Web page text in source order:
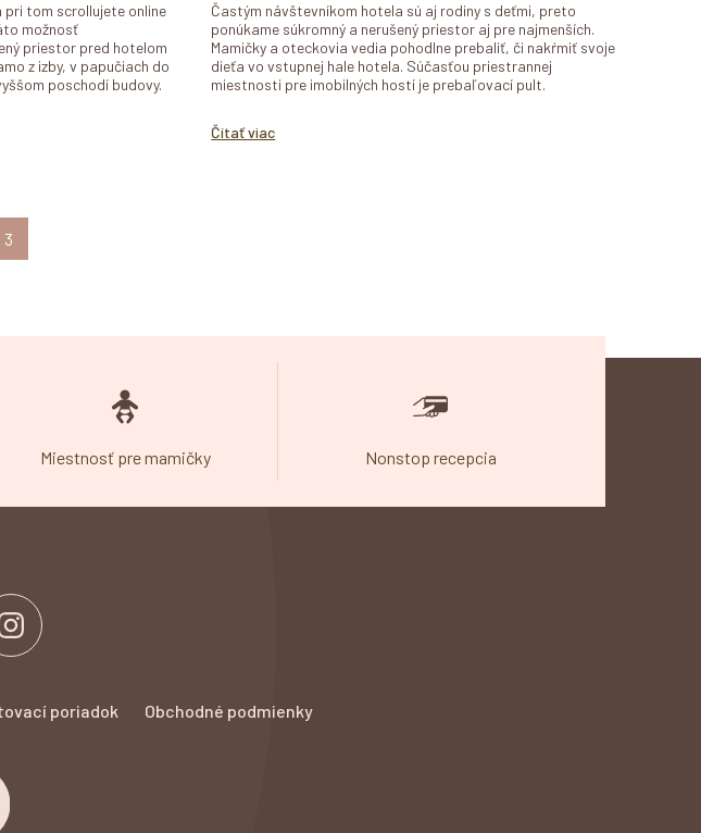
tom scrollujete online
možnosť
priestor pred hotelom
z izby, v papučiach do
poschodí budovy.
Častým návštevníkom hotela sú aj rodiny s deťmi, preto
ponúkame súkromný a nerušený priestor aj pre najmenších.
Mamičky a oteckovia vedia pohodlne prebaliť, či nakŕmiť svoje
dieťa vo vstupnej hale hotela. Súčasťou priestrannej
miestnosti pre imobilných hostí je prebaľovací pult.
Čítať viac
3
Miestnosť pre mamičky Nonstop recepcia
poriadok Obchodné podmienky